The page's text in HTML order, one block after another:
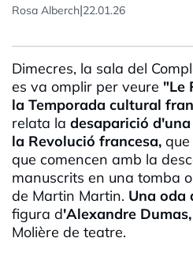
Rosa Alberch|22.01.26
Dimecres, la sala del
es va omplir per veure "Le
la Temporada cultural
relata la desaparició
la Revolució francesa,
que comencen amb la
manuscrits en una tomba
de Martin Martin. Una oda
figura d'Alexandre Dumas,
Molière de teatre.